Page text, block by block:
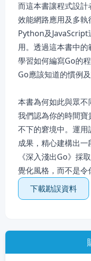
而這本書讓程式設
效能網路應用及多
Python及JavaScript
用。透過這本書中
學習如何編寫Go的
Go應該知道的慣例及
本書為何如此與眾不
我們認為你的時間
不下的窘境中。運
成果，精心建構出一
《深入淺出Go》採
覺化風格，而不是令
下載勘誤資料